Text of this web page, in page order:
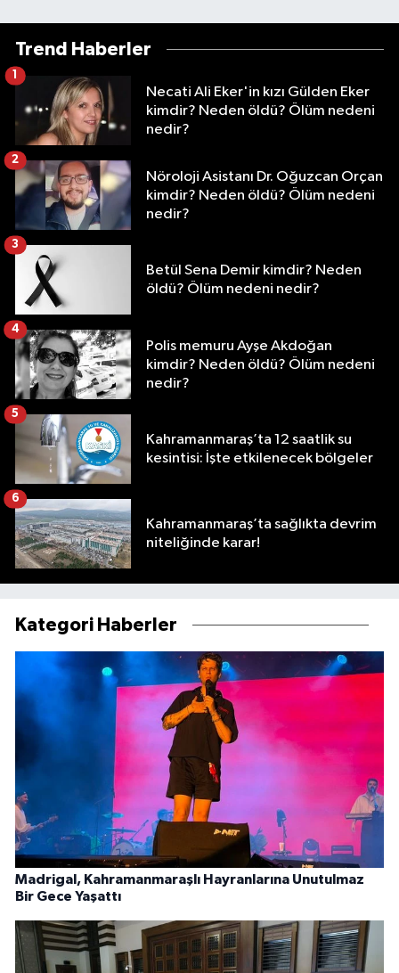
Trend Haberler
Necati Ali Eker'in kızı Gülden Eker
kimdir? Neden öldü? Ölüm nedeni
nedir?
1
Nöroloji Asistanı Dr. Oğuzcan Orçan
kimdir? Neden öldü? Ölüm nedeni
nedir?
2
Betül Sena Demir kimdir? Neden
öldü? Ölüm nedeni nedir?
3
Polis memuru Ayşe Akdoğan
kimdir? Neden öldü? Ölüm nedeni
nedir?
4
Kahramanmaraş’ta 12 saatlik su
kesintisi: İşte etkilenecek bölgeler
5
Kahramanmaraş’ta sağlıkta devrim
niteliğinde karar!
6
Kategori Haberler
Madrigal, Kahramanmaraşlı Hayranlarına Unutulmaz
Bir Gece Yaşattı